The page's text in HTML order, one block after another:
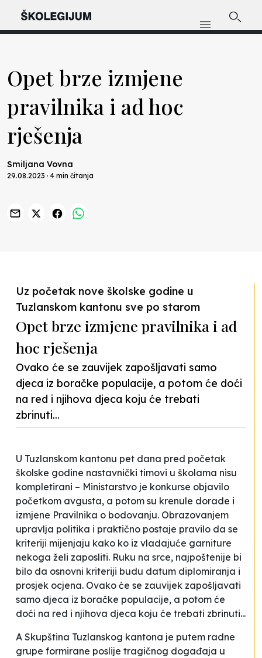
Opet brze izmjene
pravilnika i ad hoc
rješenja
Smiljana Vovna
29.08.2023 · 4 min čitanja
Uz početak nove školske godine u
Tuzlanskom kantonu sve po starom
Opet brze izmjene pravilnika i ad
hoc rješenja
Ovako će se zauvijek zapošljavati samo
djeca iz boračke populacije, a potom će doći
na red i njihova djeca koju će trebati
zbrinuti...
U Tuzlanskom kantonu pet dana pred početak
školske godine nastavnički timovi u školama nisu
kompletirani – Ministarstvo je konkurse objavilo
početkom avgusta, a potom su krenule dorade i
izmjene Pravilnika o bodovanju. Obrazovanjem
upravlja politika i praktično postaje pravilo da se
kriteriji mijenjaju kako ko iz vladajuće garniture
nekoga želi zaposliti. Ruku na srce, najpoštenije bi
bilo da osnovni kriteriji budu datum diplomiranja i
prosjek ocjena. Ovako će se zauvijek zapošljavati
samo djeca iz boračke populacije, a potom će
doći na red i njihova djeca koju će trebati zbrinuti...
A Skupština Tuzlanskog kantona je putem radne
grupe formirane poslije tragičnog događaja u